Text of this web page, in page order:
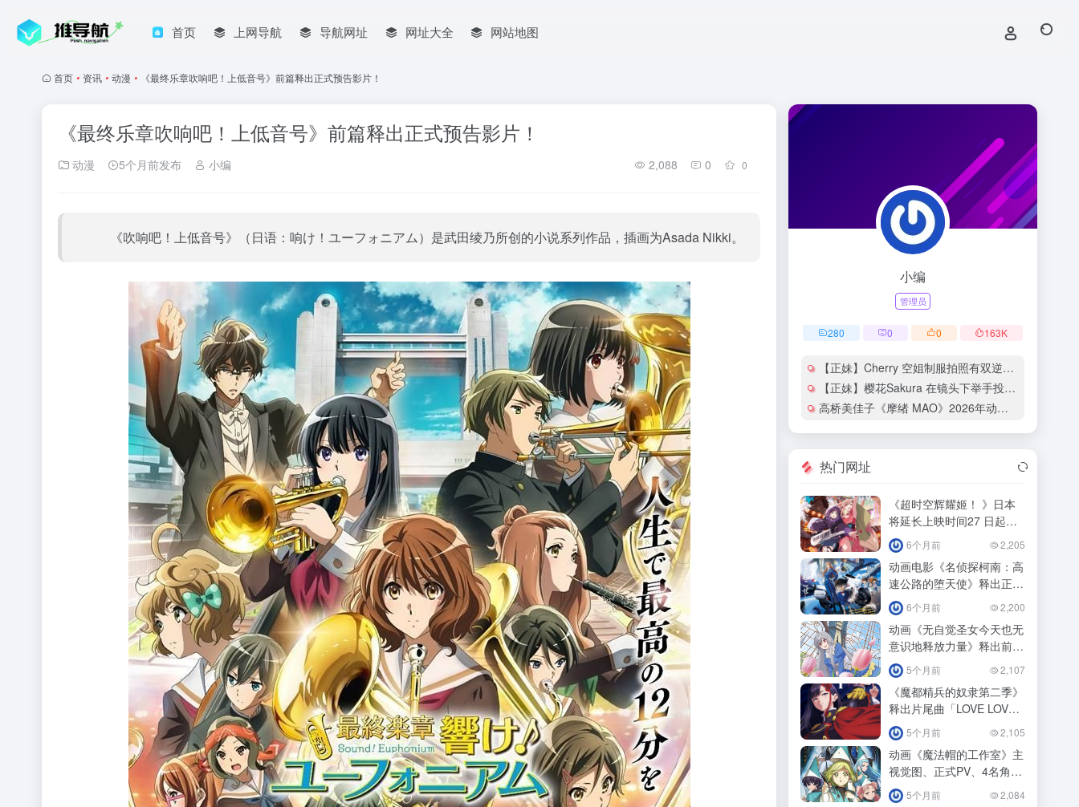
首页 上网导航 导航网址 网址大全 网站地图
首页 • 资讯 • 动漫 • 《最终乐章吹响吧！上低音号》前篇释出正式预告影片！
《最终乐章吹响吧！上低音号》前篇释出正式预告影片！
动漫 5个月前发布 小编 2,088 0 0
《吹响吧！上低音号》（日语：响け！ユーフォニアム）是武田绫乃所创的小说系列作品，插画为Asada Nikki。
小编
管理员
280 0 0 163K
【正妹】Cherry 空姐制服拍照有双逆天大长腿！
【正妹】樱花Sakura 在镜头下举手投足都散发热辣的魅力！
高桥美佳子《摩绪 MAO》2026年动画化确定！
热门网址
《超时空辉耀姬！ 》日本
将延长上映时间27 日起追
加「ray 超时空辉耀姬！
6个月前 2,205
动画电影《名侦探柯南：高
速公路的堕天使》释出正式
预告影！
6个月前 2,200
动画《无自觉圣女今天也无
意识地释放力量》释出前导
预告预定！
5个月前 2,107
《魔都精兵的奴隶第二季》
释出片尾曲「LOVE LOVE
ビーム」
5个月前 2,105
动画《魔法帽的工作室》主
视觉图、正式PV、4名角色
视觉图公开！
5个月前 2,084